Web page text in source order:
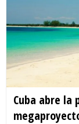
Cuba abre la